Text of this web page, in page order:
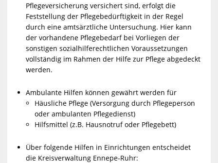
Pflegeversicherung versichert sind, erfolgt die
Feststellung der Pflegebedürftigkeit in der Regel
durch eine amtsärztliche Untersuchung. Hier kann
der vorhandene Pflegebedarf bei Vorliegen der
sonstigen sozialhilferechtlichen Voraussetzungen
vollständig im Rahmen der Hilfe zur Pflege abgedeckt
werden.
Ambulante Hilfen können gewährt werden für
Häusliche Pflege (Versorgung durch Pflegeperson
oder ambulanten Pflegedienst)
Hilfsmittel (z.B. Hausnotruf oder Pflegebett)
Über folgende Hilfen in Einrichtungen entscheidet
die Kreisverwaltung Ennepe-Ruhr: